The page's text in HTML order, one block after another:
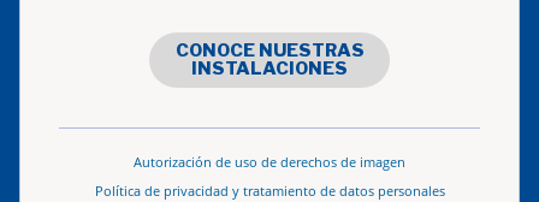
CONOCE NUESTRAS
INSTALACIONES
Autorización de uso de derechos de imagen
Política de privacidad y tratamiento de datos personales